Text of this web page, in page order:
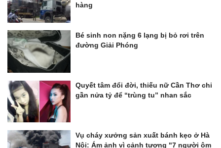
hàng
Bé sinh non nặng 6 lạng bị bỏ rơi trên
đường Giải Phóng
Quyết tâm đổi đời, thiếu nữ Cần Thơ chi
gần nửa tỷ để “trùng tu” nhan sắc
Vụ cháy xưởng sản xuất bánh kẹo ở Hà
Nội: Ám ảnh vì cảnh tượng "7 người ôm